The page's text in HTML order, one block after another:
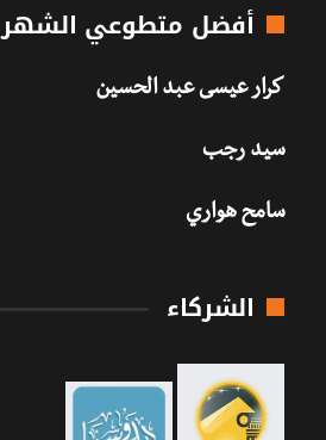
أفضل متطوعي الشهر
كرار عيسى عبد الحسين
سيد رجب
سامح هواري
الشركاء